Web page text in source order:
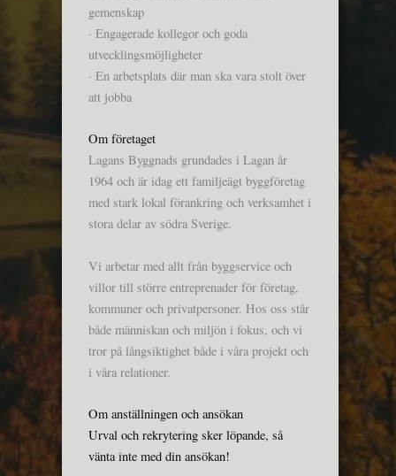
gemenskap
· Engagerade kollegor och goda
utvecklingsmöjligheter
· En arbetsplats där man ska vara stolt över
att jobba
Om företaget
Lagans Byggnads grundades i Lagan år
1964 och är idag ett familjeägt byggföretag
med stark lokal förankring och verksamhet i
stora delar av södra Sverige.
Vi arbetar med allt från byggservice och
villor till större entreprenader för företag,
kommuner och privatpersoner. Hos oss står
både människan och miljön i fokus, och vi
tror på långsiktighet både i våra projekt och
i våra relationer.
Om anställningen och ansökan
Urval och rekrytering sker löpande, så
vänta inte med din ansökan!